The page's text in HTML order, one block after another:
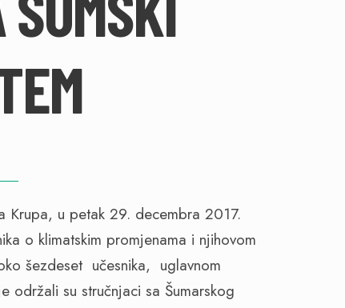
Krupa, u petak 29. decembra 2017.
o klimatskim promjenama i njihovom
šezdeset učesnika, uglavnom
održali su stručnjaci sa Šumarskog